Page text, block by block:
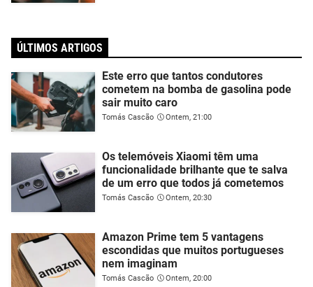
ÚLTIMOS ARTIGOS
Este erro que tantos condutores
cometem na bomba de gasolina pode
sair muito caro
Tomás Cascão Ontem, 21:00
Os telemóveis Xiaomi têm uma
funcionalidade brilhante que te salva
de um erro que todos já cometemos
Tomás Cascão Ontem, 20:30
Amazon Prime tem 5 vantagens
escondidas que muitos portugueses
nem imaginam
Tomás Cascão Ontem, 20:00